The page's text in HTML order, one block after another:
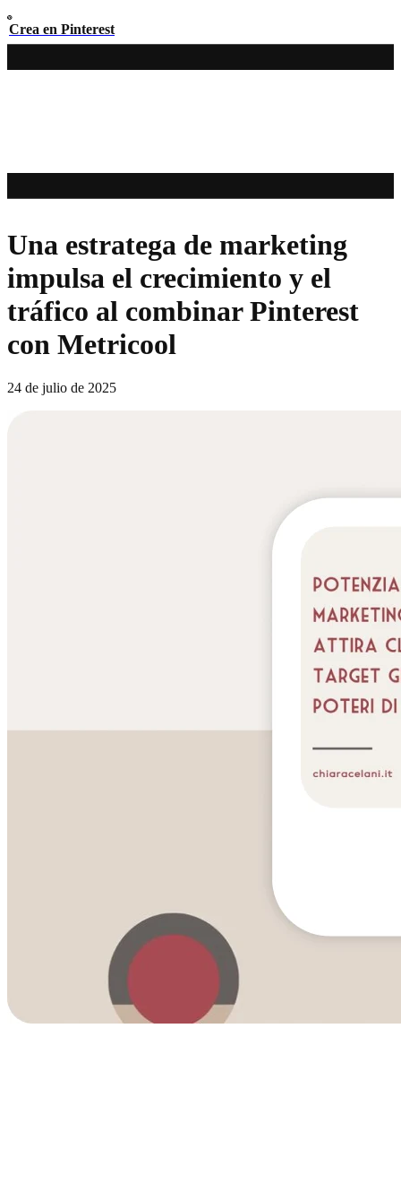
Crea en Pinterest
Una estratega de marketing
impulsa el crecimiento y el
tráfico al combinar Pinterest
con Metricool
24 de julio de 2025